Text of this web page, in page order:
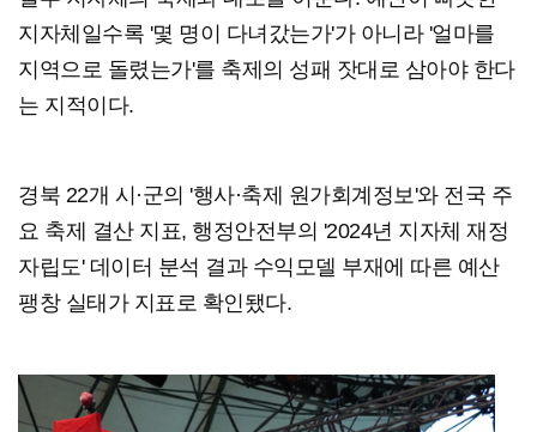
지자체일수록 '몇 명이 다녀갔는가'가 아니라 '얼마를
지역으로 돌렸는가'를 축제의 성패 잣대로 삼아야 한다
는 지적이다.
경북 22개 시·군의 '행사·축제 원가회계정보'와 전국 주
요 축제 결산 지표, 행정안전부의 '2024년 지자체 재정
자립도' 데이터 분석 결과 수익모델 부재에 따른 예산
팽창 실태가 지표로 확인됐다.